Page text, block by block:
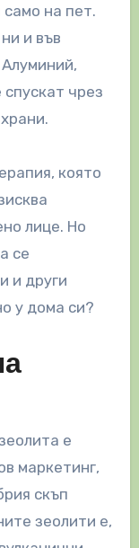
само на пет.
и във
чрез
която
лице. Но
се
и други
у дома си?
е
маркетинг,
скъп
зеолити е,